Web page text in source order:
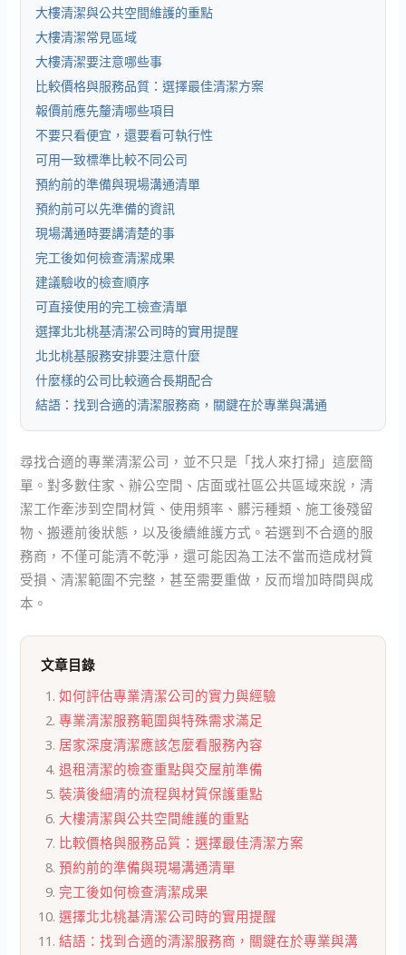
大樓清潔與公共空間維護的重點
大樓清潔常見區域
大樓清潔要注意哪些事
比較價格與服務品質：選擇最佳清潔方案
報價前應先釐清哪些項目
不要只看便宜，還要看可執行性
可用一致標準比較不同公司
預約前的準備與現場溝通清單
預約前可以先準備的資訊
現場溝通時要講清楚的事
完工後如何檢查清潔成果
建議驗收的檢查順序
可直接使用的完工檢查清單
選擇北北桃基清潔公司時的實用提醒
北北桃基服務安排要注意什麼
什麼樣的公司比較適合長期配合
結語：找到合適的清潔服務商，關鍵在於專業與溝通
尋找合適的專業清潔公司，並不只是「找人來打掃」這麼簡
單。對多數住家、辦公空間、店面或社區公共區域來說，清
潔工作牽涉到空間材質、使用頻率、髒污種類、施工後殘留
物、搬遷前後狀態，以及後續維護方式。若選到不合適的服
務商，不僅可能清不乾淨，還可能因為工法不當而造成材質
受損、清潔範圍不完整，甚至需要重做，反而增加時間與成
本。
文章目錄
如何評估專業清潔公司的實力與經驗
專業清潔服務範圍與特殊需求滿足
居家深度清潔應該怎麼看服務內容
退租清潔的檢查重點與交屋前準備
裝潢後細清的流程與材質保護重點
大樓清潔與公共空間維護的重點
比較價格與服務品質：選擇最佳清潔方案
預約前的準備與現場溝通清單
完工後如何檢查清潔成果
選擇北北桃基清潔公司時的實用提醒
結語：找到合適的清潔服務商，關鍵在於專業與溝